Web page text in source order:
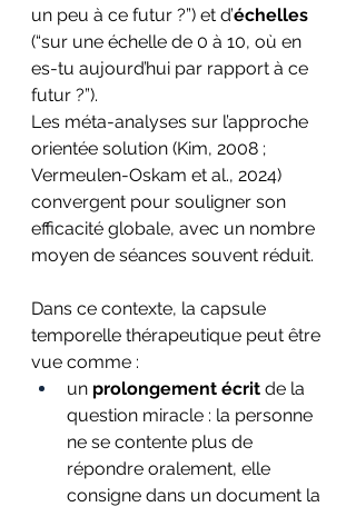
un peu à ce futur ?”) et d’échelles
(“sur une échelle de 0 à 10, où en
es-tu aujourd’hui par rapport à ce
futur ?”).
Les méta-analyses sur l’approche
orientée solution (Kim, 2008 ;
Vermeulen-Oskam et al., 2024)
convergent pour souligner son
efficacité globale, avec un nombre
moyen de séances souvent réduit.
Dans ce contexte, la capsule
temporelle thérapeutique peut être
vue comme :
un prolongement écrit de la
question miracle : la personne
ne se contente plus de
répondre oralement, elle
consigne dans un document la